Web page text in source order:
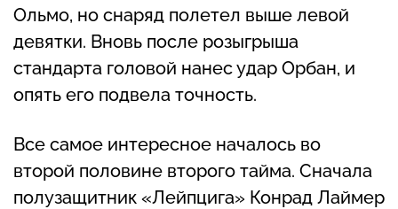
Ольмо, но снаряд полетел выше левой
девятки. Вновь после розыгрыша
стандарта головой нанес удар Орбан, и
опять его подвела точность.
Все самое интересное началось во
второй половине второго тайма. Сначала
полузащитник «Лейпцига» Конрад Лаймер